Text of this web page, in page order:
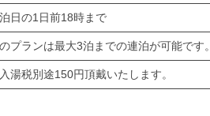
日の1日前18時まで
プランは最大3泊までの連泊が可能です。
湯税別途150円頂戴いたします。